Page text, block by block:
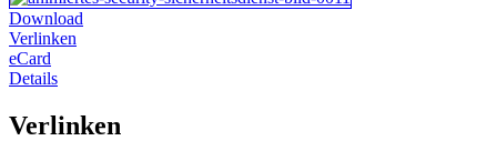
Download
Verlinken
eCard
Details
Verlinken